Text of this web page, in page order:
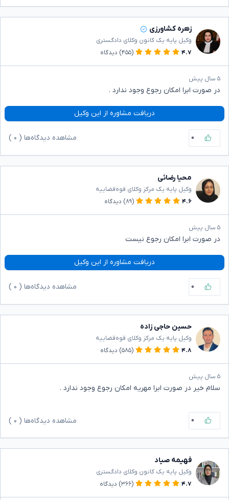
زهره کشاورزی
وکیل پایه یک کانون وکلای دادگستری
۴.۷
(۴۵۵) دیدگاه
۵ سال پیش
در صورت ابرا امکان رجوع وجود ندارد .
دریافت مشاوره از این وکیل
۰ مشاهده دیدگاه‌ها ( ۰
محیا رضائی
وکیل پایه یک مرکز وکلای قوه‌قضاییه
۴.۶
(۸۹) دیدگاه
۵ سال پیش
در صورت ابرا امکان رجوع نیست
دریافت مشاوره از این وکیل
۰ مشاهده دیدگاه‌ها ( ۰
حسین حاجی زاده
وکیل پایه یک مرکز وکلای قوه‌قضاییه
۴.۸
(۵۸۵) دیدگاه
۵ سال پیش
سلام خیر در صورت ابرا مهریه امکان رجوع وجود ندارد .
۰ مشاهده دیدگاه‌ها ( ۰
فهیمه صیاد
وکیل پایه یک کانون وکلای دادگستری
۴.۷
(۳۶۶) دیدگاه